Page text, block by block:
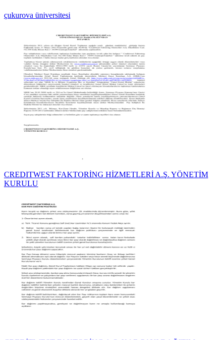
çukurova üniversitesi
CREDITWEST FAKTORİNG HİZMETLERİ A.Ş. YÖNETİM
KURULU